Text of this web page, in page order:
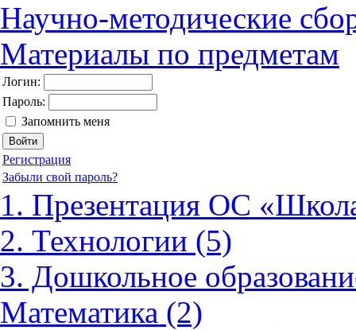
Научно-методические
Материалы по предметам
Логин:
Пароль:
Запомнить меня
Регистрация
Забыли свой пароль?
1. Презентация ОС
2. Технологии (5)
3. Дошкольное
Математика (2)